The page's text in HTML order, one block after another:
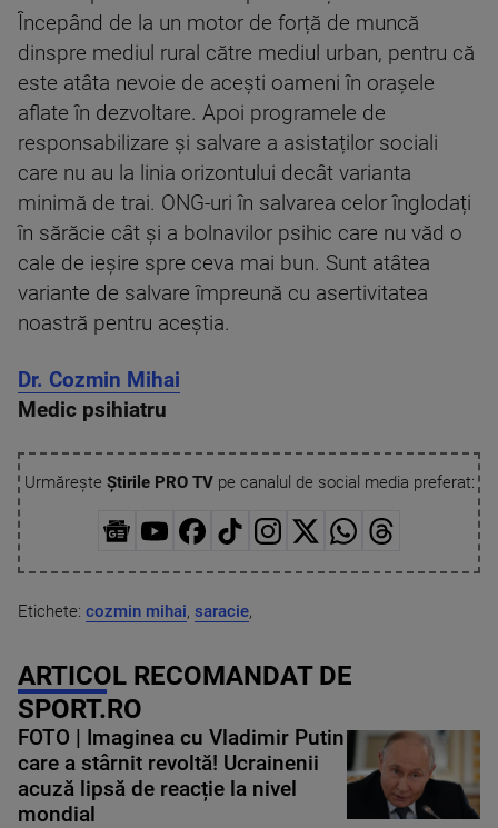
Începând de la un motor de forță de muncă
dinspre mediul rural către mediul urban, pentru că
este atâta nevoie de acești oameni în orașele
aflate în dezvoltare. Apoi programele de
responsabilizare și salvare a asistaților sociali
care nu au la linia orizontului decât varianta
minimă de trai. ONG-uri în salvarea celor înglodați
în sărăcie cât și a bolnavilor psihic care nu văd o
cale de ieșire spre ceva mai bun. Sunt atâtea
variante de salvare împreună cu asertivitatea
noastră pentru aceștia.
Dr. Cozmin Mihai
Medic psihiatru
Urmărește Știrile PRO TVpe canalul de social media preferat:
Etichete: cozmin mihai, saracie,
ARTICOL RECOMANDAT DE
SPORT.RO
FOTO | Imaginea cu Vladimir Putin
care a stârnit revoltă! Ucrainenii
acuză lipsă de reacție la nivel
mondial